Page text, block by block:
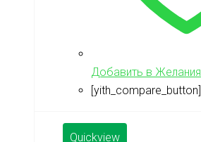
Добавить в Желания
[yith_compare_button]
Quickview